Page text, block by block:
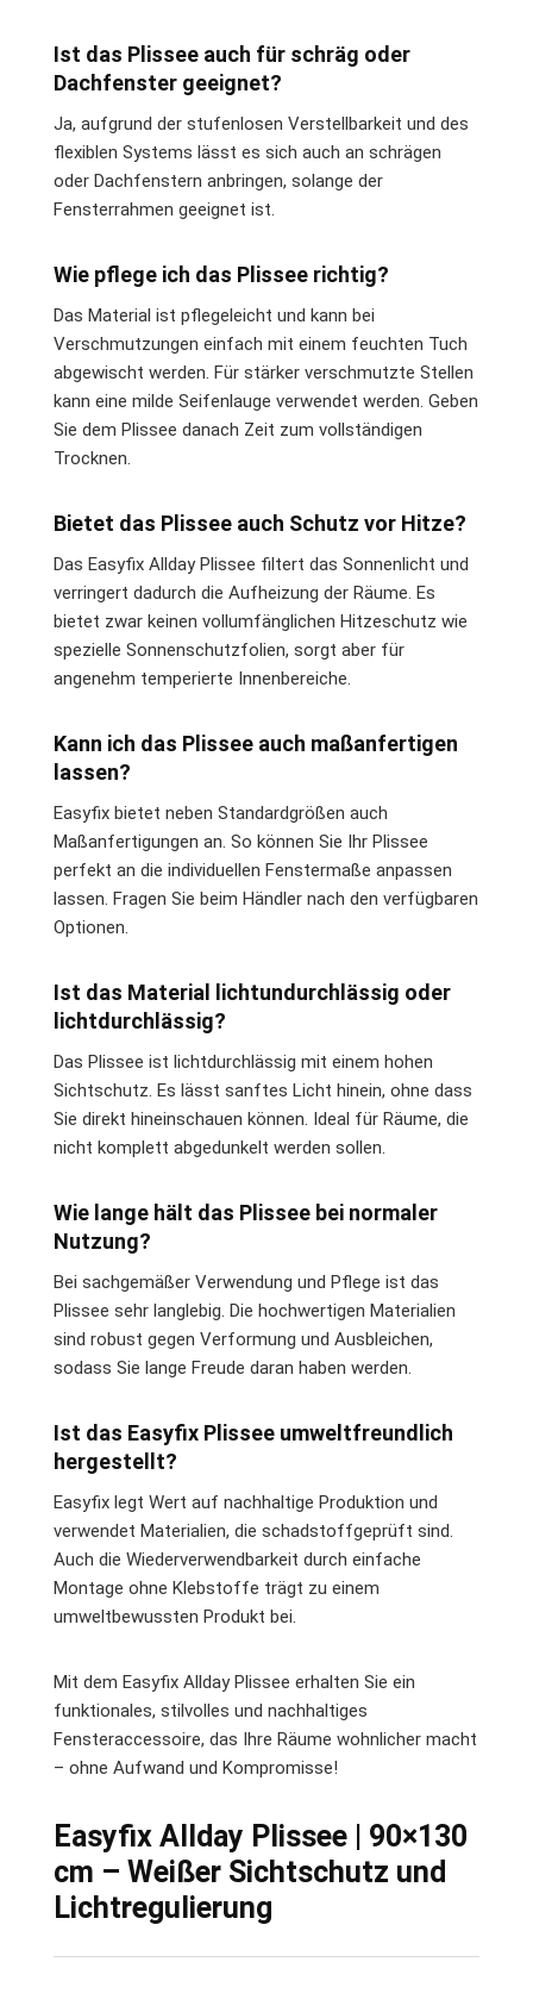
Ist das Plissee auch für schräg oder
Dachfenster geeignet?
Ja, aufgrund der stufenlosen Verstellbarkeit und des
flexiblen Systems lässt es sich auch an schrägen
oder Dachfenstern anbringen, solange der
Fensterrahmen geeignet ist.
Wie pflege ich das Plissee richtig?
Das Material ist pflegeleicht und kann bei
Verschmutzungen einfach mit einem feuchten Tuch
abgewischt werden. Für stärker verschmutzte Stellen
kann eine milde Seifenlauge verwendet werden. Geben
Sie dem Plissee danach Zeit zum vollständigen
Trocknen.
Bietet das Plissee auch Schutz vor Hitze?
Das Easyfix Allday Plissee filtert das Sonnenlicht und
verringert dadurch die Aufheizung der Räume. Es
bietet zwar keinen vollumfänglichen Hitzeschutz wie
spezielle Sonnenschutzfolien, sorgt aber für
angenehm temperierte Innenbereiche.
Kann ich das Plissee auch maßanfertigen
lassen?
Easyfix bietet neben Standardgrößen auch
Maßanfertigungen an. So können Sie Ihr Plissee
perfekt an die individuellen Fenstermaße anpassen
lassen. Fragen Sie beim Händler nach den verfügbaren
Optionen.
Ist das Material lichtundurchlässig oder
lichtdurchlässig?
Das Plissee ist lichtdurchlässig mit einem hohen
Sichtschutz. Es lässt sanftes Licht hinein, ohne dass
Sie direkt hineinschauen können. Ideal für Räume, die
nicht komplett abgedunkelt werden sollen.
Wie lange hält das Plissee bei normaler
Nutzung?
Bei sachgemäßer Verwendung und Pflege ist das
Plissee sehr langlebig. Die hochwertigen Materialien
sind robust gegen Verformung und Ausbleichen,
sodass Sie lange Freude daran haben werden.
Ist das Easyfix Plissee umweltfreundlich
hergestellt?
Easyfix legt Wert auf nachhaltige Produktion und
verwendet Materialien, die schadstoffgeprüft sind.
Auch die Wiederverwendbarkeit durch einfache
Montage ohne Klebstoffe trägt zu einem
umweltbewussten Produkt bei.
Mit dem Easyfix Allday Plissee erhalten Sie ein
funktionales, stilvolles und nachhaltiges
Fensteraccessoire, das Ihre Räume wohnlicher macht
– ohne Aufwand und Kompromisse!
Easyfix Allday Plissee | 90×130
cm – Weißer Sichtschutz und
Lichtregulierung